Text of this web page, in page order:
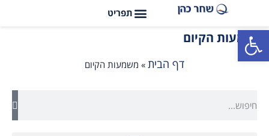
פתח סרגל נגישות
משמעות הקיום
דף הבית » משמעות הקיום